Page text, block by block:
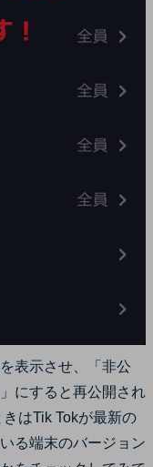
表示させ、「非公
にすると再公開され
はTik Tokが最新の
る端末のバージョン